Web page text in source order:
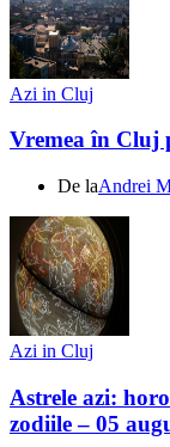
Azi in Cluj
Vremea în Cluj
De laAndrei
Azi in Cluj
Astrele azi:
zodiile – 05